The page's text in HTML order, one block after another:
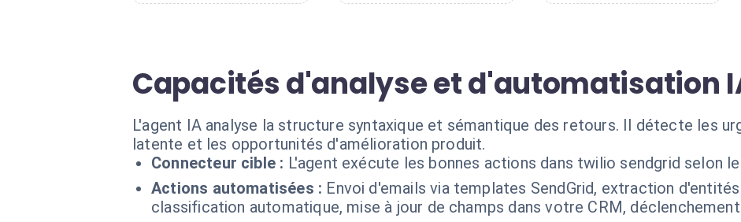
Capacités d'analyse et d'automatisation
L'agent IA analyse la structure syntaxique et sémantique des retours. Il détecte les
latente et les opportunités d'amélioration produit.
Connecteur cible : L'agent exécute les bonnes actions dans twilio sendgrid selon
Actions automatisées : Envoi d'emails via templates SendGrid, extraction
classification automatique, mise à jour de champs dans votre CRM,